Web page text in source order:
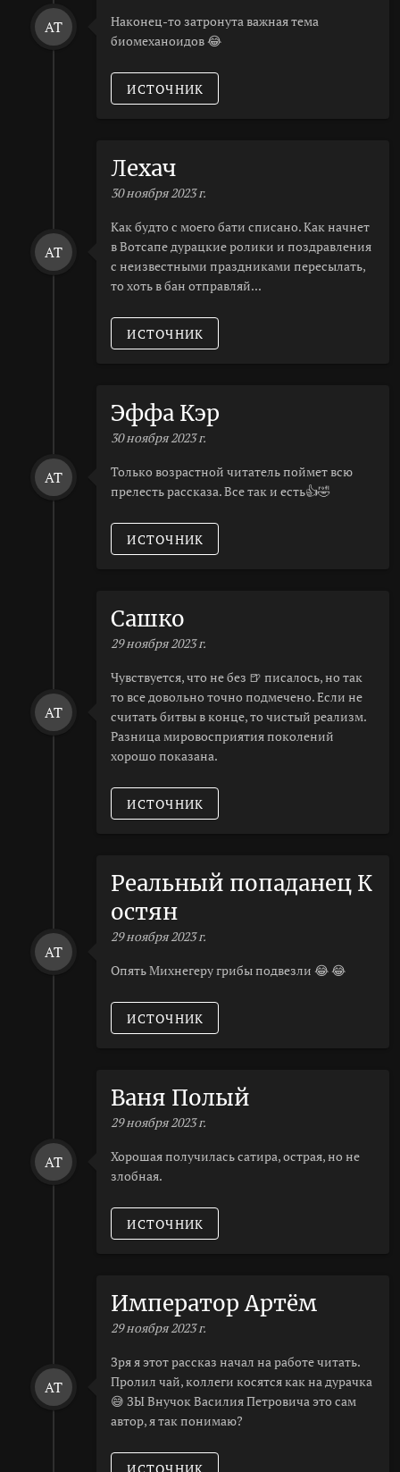
Наконец-то затронута важная тема
биомеханоидов 😂
ИСТОЧНИК
AT
Лехач
30 ноября 2023 г.
Как будто с моего бати списано. Как начнет
в Вотсапе дурацкие ролики и поздравления
с неизвестными праздниками пересылать,
то хоть в бан отправляй...
ИСТОЧНИК
AT
Эффа Кэр
30 ноября 2023 г.
Только возрастной читатель поймет всю
прелесть рассказа. Все так и есть👍🤣
ИСТОЧНИК
AT
Сашко
29 ноября 2023 г.
Чувствуется, что не без 🍺 писалось, но так
то все довольно точно подмечено. Если не
считать битвы в конце, то чистый реализм.
Разница мировосприятия поколений
хорошо показана.
ИСТОЧНИК
AT
Реальный попаданец К
остян
29 ноября 2023 г.
Опять Михнегеру грибы подвезли 😂 😂
ИСТОЧНИК
AT
Ваня Полый
29 ноября 2023 г.
Хорошая получилась сатира, острая, но не
злобная.
ИСТОЧНИК
AT
Император Артём
29 ноября 2023 г.
Зря я этот рассказ начал на работе читать.
Пролил чай, коллеги косятся как на дурачка
😅 ЗЫ Внучок Василия Петровича это сам
автор, я так понимаю?
ИСТОЧНИК
AT